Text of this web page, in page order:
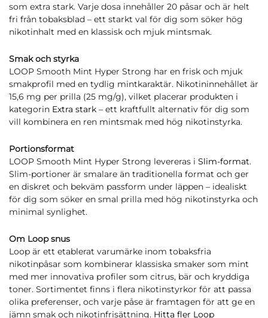
som extra stark. Varje dosa innehåller 20 påsar och är helt
fri från tobaksblad – ett starkt val för dig som söker hög
nikotinhalt med en klassisk och mjuk mintsmak.
Smak och styrka
LOOP Smooth Mint Hyper Strong har en frisk och mjuk
smakprofil med en tydlig mintkaraktär. Nikotininnehållet är
15,6 mg per prilla (25 mg/g), vilket placerar produkten i
kategorin Extra stark – ett kraftfullt alternativ för dig som
vill kombinera en ren mintsmak med hög nikotinstyrka.
Portionsformat
LOOP Smooth Mint Hyper Strong levereras i Slim-format.
Slim-portioner är smalare än traditionella format och ger
en diskret och bekväm passform under läppen – idealiskt
för dig som söker en smal prilla med hög nikotinstyrka och
minimal synlighet.
Om Loop snus
Loop är ett etablerat varumärke inom tobaksfria
nikotinpåsar som kombinerar klassiska smaker som mint
med mer innovativa profiler som citrus, bär och kryddiga
toner. Sortimentet finns i flera nikotinstyrkor för att passa
olika preferenser, och varje påse är framtagen för att ge en
jämn smak och nikotinfrisättning. Hitta fler Loop